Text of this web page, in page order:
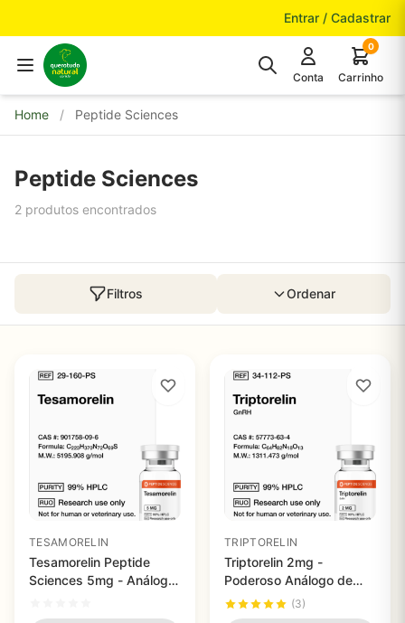
Entrar / Cadastrar
Conta
0
Carrinho
Home / Peptide Sciences
Peptide Sciences
2 produtos encontrados
Filtros Ordenar
TESAMORELIN
Tesamorelin Peptide
Sciences 5mg - Análogo
Crescimento para
TRIPTORELIN
Triptorelin 2mg -
Poderoso Análogo de
GnRH para Pesquisa em
Regulação Hormonal
(3)